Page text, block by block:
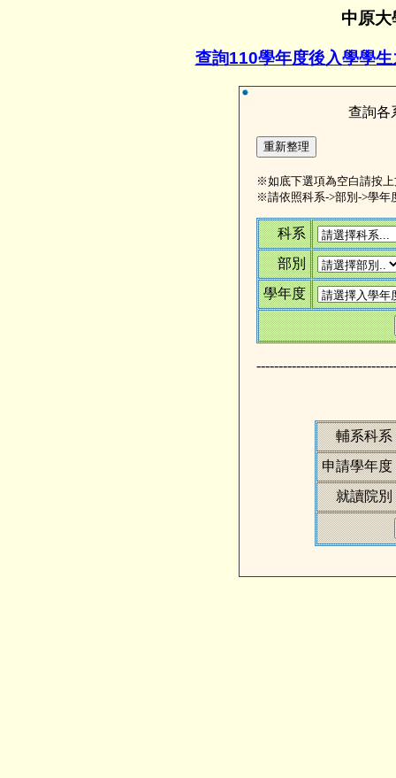
中原
查詢110學年度後入學學
查詢各
※如底下選項為空白請按
※請依照科系->部別->學
科系
部別
學年度
輔系科系
申請學年度
就讀院別